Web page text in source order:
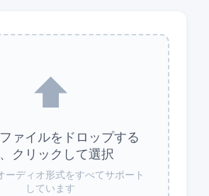
⬆️
ァイルをドロップする
クリックして選択
ーディオ形式をすべてサポート
しています